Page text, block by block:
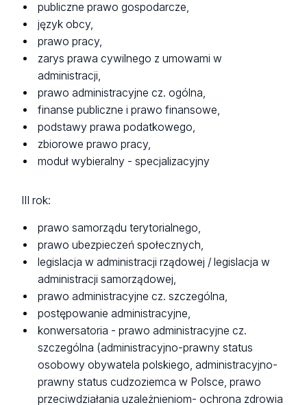
publiczne prawo gospodarcze,
język obcy,
prawo pracy,
zarys prawa cywilnego z umowami w
administracji,
prawo administracyjne cz. ogólna,
finanse publiczne i prawo finansowe,
podstawy prawa podatkowego,
zbiorowe prawo pracy,
moduł wybieralny - specjalizacyjny
III rok:
prawo samorządu terytorialnego,
prawo ubezpieczeń społecznych,
legislacja w administracji rządowej / legislacja w
administracji samorządowej,
prawo administracyjne cz. szczególna,
postępowanie administracyjne,
konwersatoria - prawo administracyjne cz.
szczególna (administracyjno-prawny status
osobowy obywatela polskiego, administracyjno-
prawny status cudzoziemca w Polsce, prawo
przeciwdziałania uzależnieniom- ochrona zdrowia